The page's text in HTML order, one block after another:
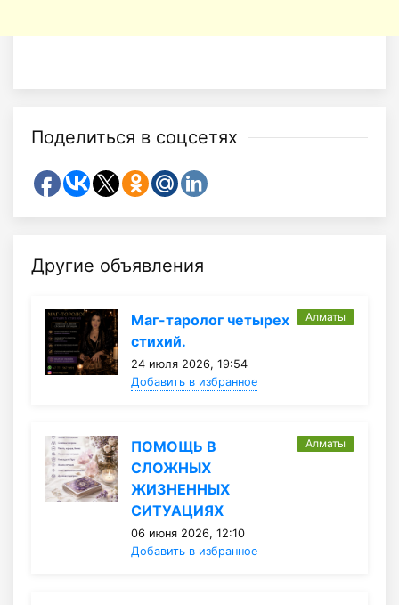
Поделиться в соцсетях
Другие объявления
Маг-таролог четырех
стихий.
24 июля 2026, 19:54
Добавить в избранное
Алматы
ПОМОЩЬ В
СЛОЖНЫХ
ЖИЗНЕННЫХ
СИТУАЦИЯХ
06 июня 2026, 12:10
Добавить в избранное
Алматы